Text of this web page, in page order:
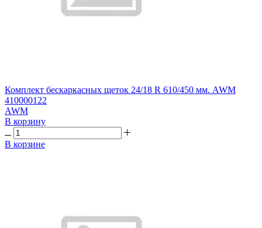
Комплект бескаркасных щеток 24/18 R 610/450 мм. AWM
410000122
AWM
В корзину
В корзине